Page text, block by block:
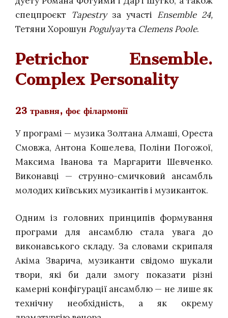
спецпроєкт Tapestryза участі Ensemble 24,
Тетяни Хорошун Pogulyayта Clemens Poole.
Petrichor Ensemble.
Complex Personality
23 травня, фоє філармонії
У програмі — музика Золтана Алмаші, Ореста
Смовжа, Антона Кошелева, Поліни Погожої,
Максима Іванова та Маргарити Шевченко.
Виконавці — струнно-смичковий ансамбль
молодих київських музикантів і музиканток.
Одним із головних принципів формування
програми для ансамблю стала увага до
виконавського складу. За словами скрипаля
Акіма Зварича, музиканти свідомо шукали
твори, які би дали змогу показати різні
камерні конфігурації ансамблю — не лише як
технічну необхідність, а як окрему